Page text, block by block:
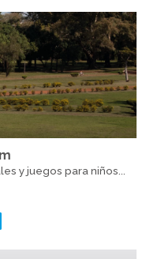
y juegos para niños...